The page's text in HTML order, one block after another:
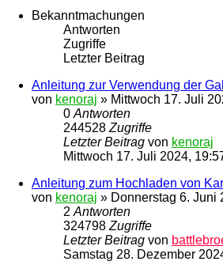
Bekanntmachungen
Antworten
Zugriffe
Letzter Beitrag
Anleitung zur Verwendung der
von kenoraj » Mittwoch 17. Juli
0Antworten
244528Zugriffe
Letzter Beitrag von kenoraj
Mittwoch 17. Juli 2024,
Anleitung zum Hochladen von
von kenoraj » Donnerstag 6. Juni
2Antworten
324798Zugriffe
Letzter Beitrag von
Samstag 28. Dezember